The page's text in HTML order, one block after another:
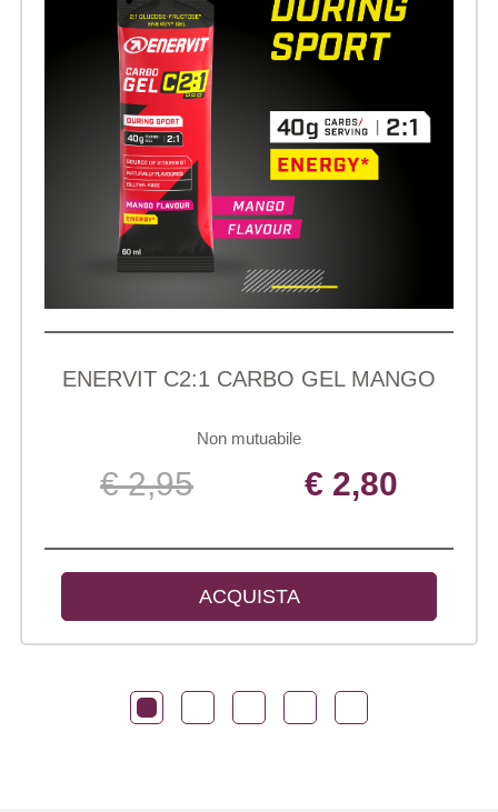
ENERVIT C2:1 CARBO GEL MANGO
Non mutuabile
€ 2,95 € 2,80
ACQUISTA